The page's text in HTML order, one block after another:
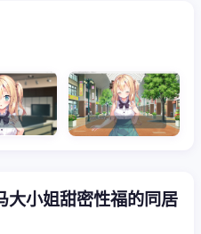
大小姐甜密性福的同居